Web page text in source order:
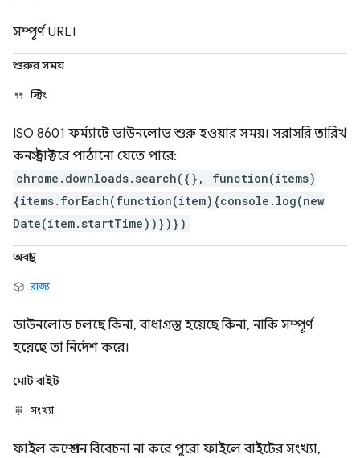
সম্পূর্ণ URL।
শুরুর সময়
স্ট্রিং
ISO 8601 ফর্ম্যাটে ডাউনলোড শুরু হওয়ার সময়। সরাসরি তারিখ
কনস্ট্রাক্টরে পাঠানো যেতে পারে:
chrome.downloads.search({}, function(items)
{items.forEach(function(item){console.log(new
Date(item.startTime))})})
অবস্থা
রাজ্য
ডাউনলোড চলছে কিনা, বাধাগ্রস্ত হয়েছে কিনা, নাকি সম্পূর্ণ
হয়েছে তা নির্দেশ করে।
মোট বাইট
সংখ্যা
ফাইল কম্প্রেশন বিবেচনা না করে পুরো ফাইলে বাইটের সংখ্যা,